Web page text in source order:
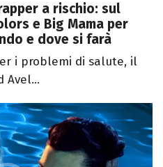
a rischio: sul
e Big Mama per
e dove si farà
i problemi di salute, il
Avel...